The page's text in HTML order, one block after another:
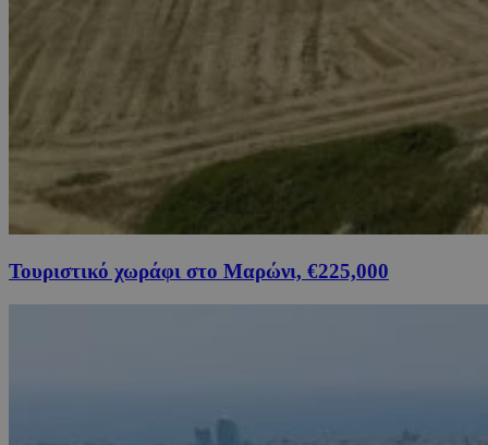
Τουριστικό χωράφι στο Μαρώνι, €225,000